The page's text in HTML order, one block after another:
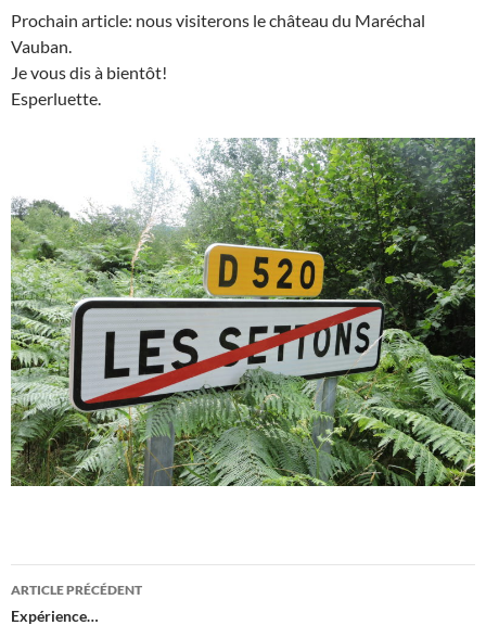
Prochain article: nous visiterons le château du Maréchal
Vauban.
Je vous dis à bientôt!
Esperluette.
Navigation
des
ARTICLE PRÉCÉDENT
Expérience…